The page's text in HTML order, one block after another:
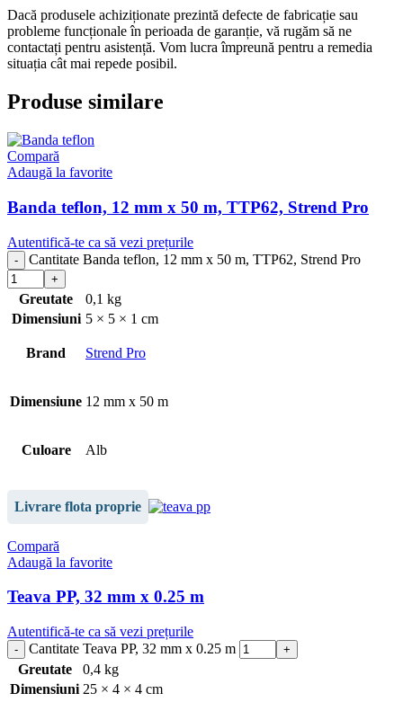
Dacă produsele achiziționate prezintă defecte de fabricație sau
probleme funcționale în perioada de garanție, vă rugăm să ne
contactați pentru asistență. Vom lucra împreună pentru a remedia
situația cât mai repede posibil.
Produse similare
Compară
Adaugă la favorite
Banda teflon, 12 mm x 50 m, TTP62, Strend Pro
Autentifică-te ca să vezi prețurile
Cantitate Banda teflon, 12 mm x 50 m, TTP62, Strend Pro
Greutate
0,1 kg
Dimensiuni 5 × 5 × 1 cm
Brand Strend Pro
Dimensiune 12 mm x 50 m
Culoare Alb
Livrare flota proprie
Compară
Adaugă la favorite
Teava PP, 32 mm x 0.25 m
Autentifică-te ca să vezi prețurile
Cantitate Teava PP, 32 mm x 0.25 m
Greutate
0,4 kg
Dimensiuni 25 × 4 × 4 cm